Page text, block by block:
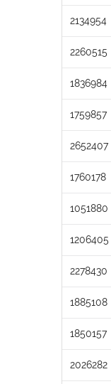
2134954
2260515
1836984
1759857
2652407
1760178
1051880
1206405
2278430
1885108
1850157
2026282